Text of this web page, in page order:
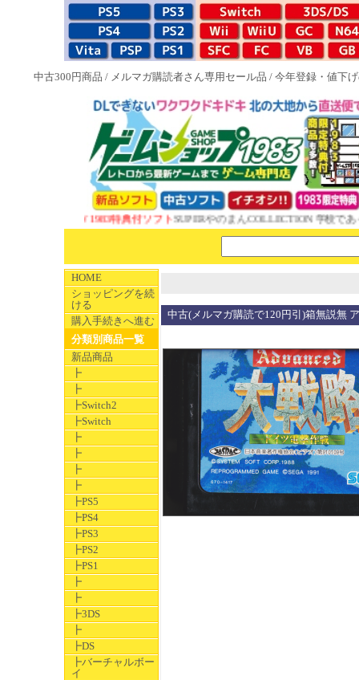
中古300円商品 / メルマガ購読者さん専用セール品 / 今年登録・値下
NEW 1983特典付ソフトSUPERやのまんCOLLECTION 学校であった
HOME
ショッピングを続
ける
購入手続きへ進む
分類別商品一覧
新品商品
┣
┣
┣Switch2
┣Switch
┣
┣
┣
┣
┣PS5
┣PS4
┣PS3
┣PS2
┣PS1
┣
┣
┣3DS
┣
┣DS
┣バーチャルボー
イ
中古(メルマガ購読で120円引)箱無説無